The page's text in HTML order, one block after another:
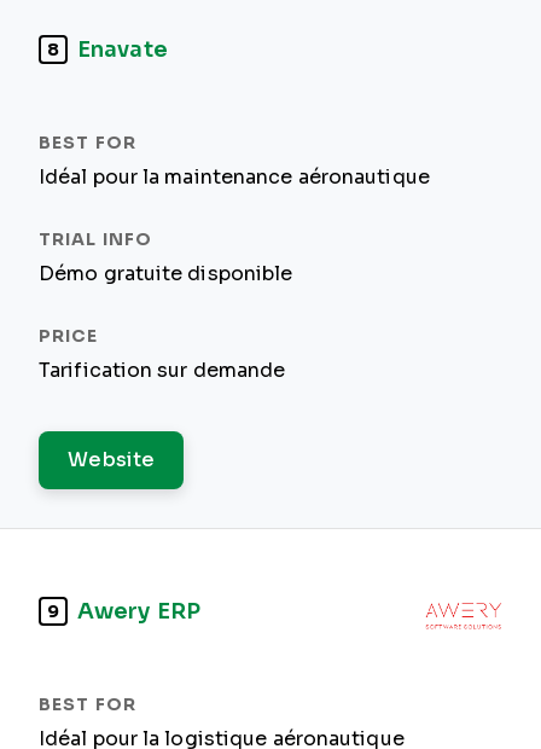
8 Enavate
Idéal pour la maintenance aéronautique
Démo gratuite disponible
Tarification sur demande
Website
9 Awery ERP
Idéal pour la logistique aéronautique